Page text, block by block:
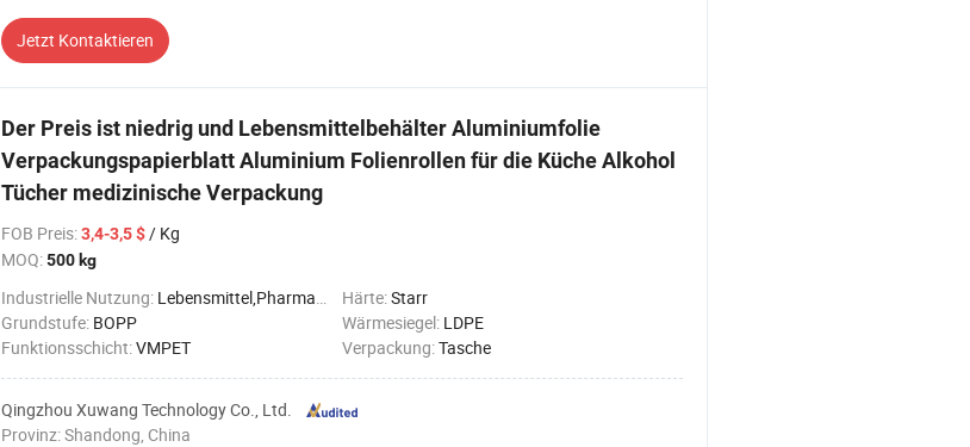
Jetzt Kontaktieren
Der Preis ist niedrig und Lebensmittelbehälter Aluminiumfolie
Verpackungspapierblatt Aluminium Folienrollen für die Küche Alkohol
Tücher medizinische Verpackung
FOB Preis:3,4-3,5 $/ Kg
MOQ:500 kg
Industrielle Nutzung: Lebensmittel,Pharmazeutisch Härte:Starr
Grundstufe: BOPP Wärmesiegel: LDPE
Funktionsschicht:VMPET Verpackung:Tasche
Qingzhou Xuwang Technology Co., Ltd.
Provinz: Shandong, China